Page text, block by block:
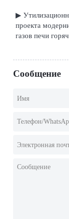
▶
проекта
газов печи
Сообщение